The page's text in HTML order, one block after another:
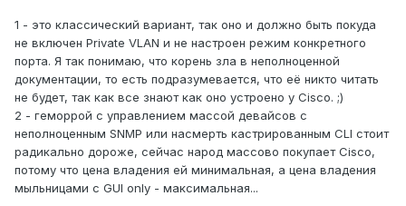
1 - это классический вариант, так оно и должно быть покуда
не включен Private VLAN и не настроен режим конкретного
порта. Я так понимаю, что корень зла в неполноценной
документации, то есть подразумевается, что её никто читать
не будет, так как все знают как оно устроено у Cisco. ;)
2 - геморрой с управлением массой девайсов с
неполноценным SNMP или насмерть кастрированным CLI стоит
радикально дороже, сейчас народ массово покупает Cisco,
потому что цена владения ей минимальная, а цена владения
мыльницами с GUI only - максимальная...